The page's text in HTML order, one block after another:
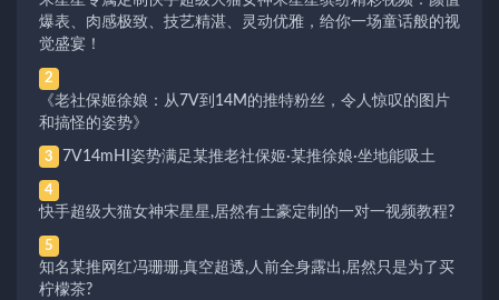
爆表、肉感极致、技艺精湛、灵动优雅，给你一场童话般的视
觉盛宴！
2
《老社保姬徐娘：从7V到14M的推特粉丝，令人惊叹的图片
和搞怪的姿势》
3 7V14mHI姿势满足某推老社保姬·某推徐娘·坐地能吸土
4
快手超级大猫女神宋星星,居然有土豪定制的一对一视频教程?
5
知名某推网红冯珊珊,真空超透,人前全身露出,居然只是为了买
柠檬茶?